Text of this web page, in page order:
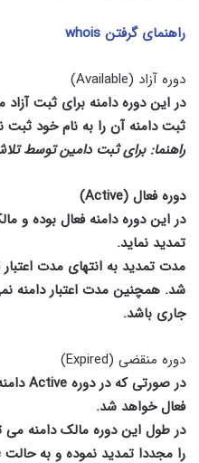
راهنمای گرفتن whois
دوره آزاد (Available)
در این دوره دامنه برای ثبتآزاد
ثبت دامنه آن را به نام خود ثبت
راهنما: برای ثبت دامین توسط
دوره فعال (Active)
در این دوره دامنه فعال بوده و
تمدید نماید.
مدت تمدید به انتهای مدت
شد. همچنین مدت اعتبار دامنه
جاری باشد.
دوره منقضی (Expired)
در صورتی که در دوره Active
فعال خواهد شد.
در طول این دوره مالک دامنه می
را مجددا تمدید نموده و به حالت